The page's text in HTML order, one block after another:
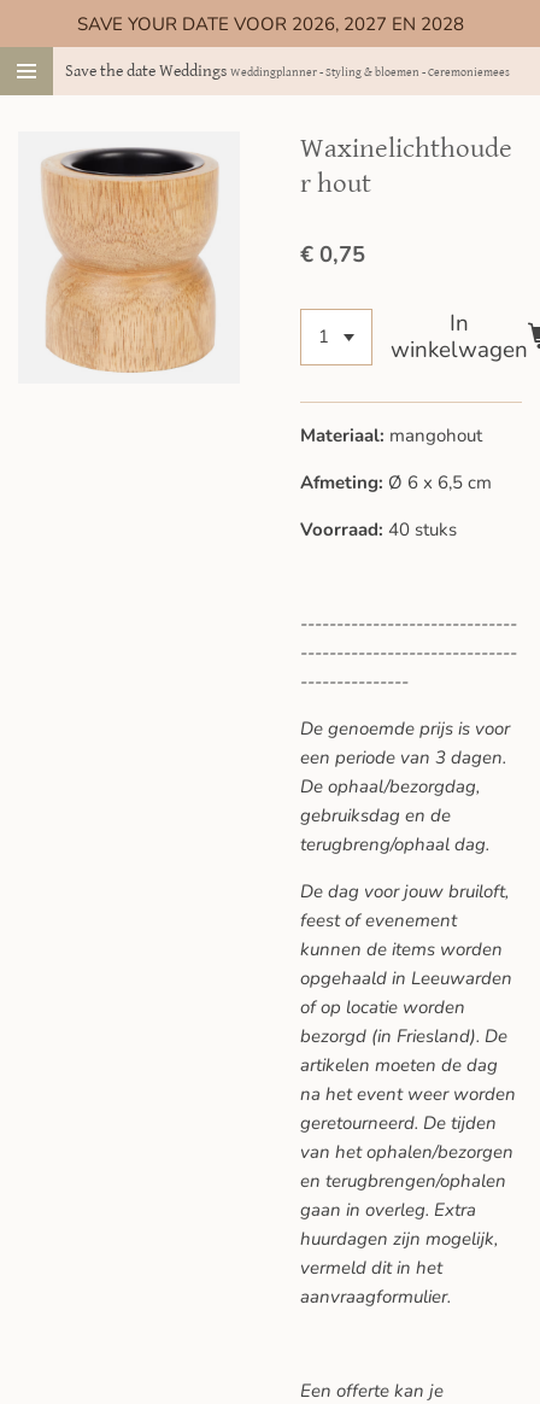
direct
naar
Save the date Weddings Weddingplanner - Styling & bloemen - Ceremoniemeester
SAVE YOUR DATE VOOR 2026, 2027 EN 2028
Waxinelichthoude
r hout
€ 0,75
In
winkelwagen
Materiaal: mangohout
Afmeting: Ø 6 x 6,5 cm
Voorraad: 40 stuks
------------------------------
------------------------------
---------------
De genoemde prijs is voor
een periode van 3 dagen.
De ophaal/bezorgdag,
gebruiksdag en de
terugbreng/ophaal dag.
De dag voor jouw bruiloft,
feest of evenement
kunnen de items worden
opgehaald in Leeuwarden
of op locatie worden
bezorgd (in Friesland). De
artikelen moeten de dag
na het event weer worden
geretourneerd. De tijden
van het ophalen/bezorgen
en terugbrengen/ophalen
gaan in overleg. Extra
huurdagen zijn mogelijk,
vermeld dit in het
aanvraagformulier.
Een offerte kan je